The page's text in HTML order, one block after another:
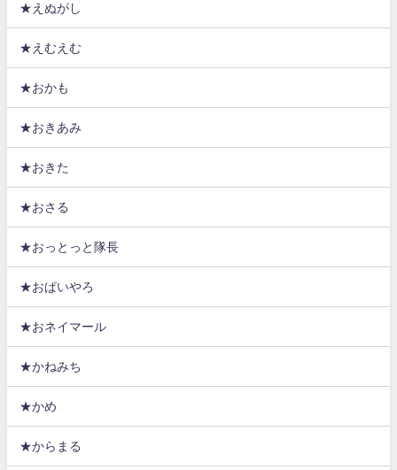
★えぬがし
★えむえむ
★おかも
★おきあみ
★おきた
★おさる
★おっとっと隊長
★おぱいやろ
★おネイマール
★かねみち
★かめ
★からまる